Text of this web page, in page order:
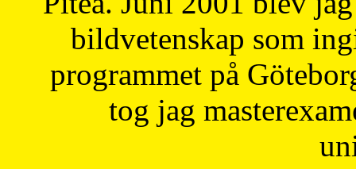
bildvetenskap som
programmet på
tog jag